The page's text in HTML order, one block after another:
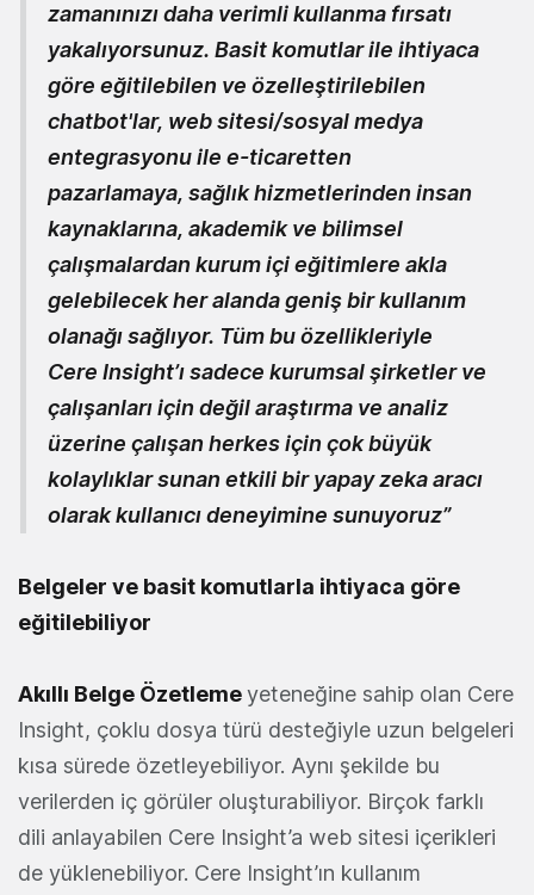
zamanınızı daha verimli kullanma fırsatı
yakalıyorsunuz. Basit komutlar ile ihtiyaca
göre eğitilebilen ve özelleştirilebilen
chatbot'lar, web sitesi/sosyal medya
entegrasyonu ile e-ticaretten
pazarlamaya, sağlık hizmetlerinden insan
kaynaklarına, akademik ve bilimsel
çalışmalardan kurum içi eğitimlere akla
gelebilecek her alanda geniş bir kullanım
olanağı sağlıyor. Tüm bu özellikleriyle
Cere Insight’ı sadece kurumsal şirketler ve
çalışanları için değil araştırma ve analiz
üzerine çalışan herkes için çok büyük
kolaylıklar sunan etkili bir yapay zeka aracı
olarak kullanıcı deneyimine sunuyoruz”
Belgeler ve basit komutlarla ihtiyaca göre
eğitilebiliyor
Akıllı Belge Özetlemeyeteneğine sahip olan Cere
Insight, çoklu dosya türü desteğiyle uzun belgeleri
kısa sürede özetleyebiliyor. Aynı şekilde bu
verilerden iç görüler oluşturabiliyor. Birçok farklı
dili anlayabilen Cere Insight’a web sitesi içerikleri
de yüklenebiliyor. Cere Insight’ın kullanım